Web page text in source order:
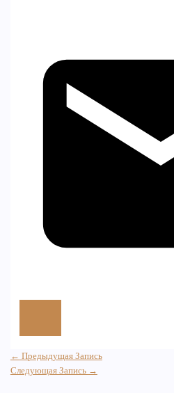
← Предыдущая Запись
Следующая Запись →